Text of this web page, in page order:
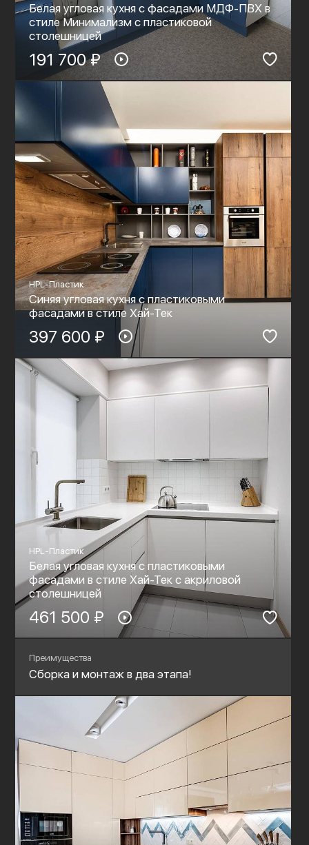
Белая угловая кухня с фасадами МДФ-ПВХ в
стиле Минимализм с пластиковой
столешницей
191 700 ₽
HPL-Пластик
Синяя угловая кухня с пластиковыми
фасадами в стиле Хай-Тек
397 600 ₽
HPL-Пластик
Белая угловая кухня с пластиковыми
фасадами в стиле Хай-Тек c акриловой
столешницей
461 500 ₽
Преимущества
Сборка и монтаж в два этапа!